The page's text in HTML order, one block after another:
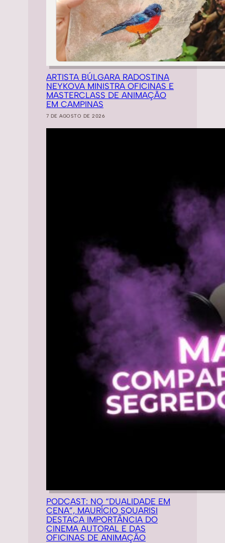
ARTISTA BÚLGARA RADOSTINA
NEYKOVA MINISTRA OFICINAS E
MASTERCLASS DE ANIMAÇÃO
EM CAMPINAS
7 DE AGOSTO DE 2026
PODCAST: NO “DUALIDADE EM
CENA”, MAURÍCIO SQUARISI
DESTACA IMPORTÂNCIA DO
CINEMA AUTORAL E DAS
OFICINAS DE ANIMAÇÃO